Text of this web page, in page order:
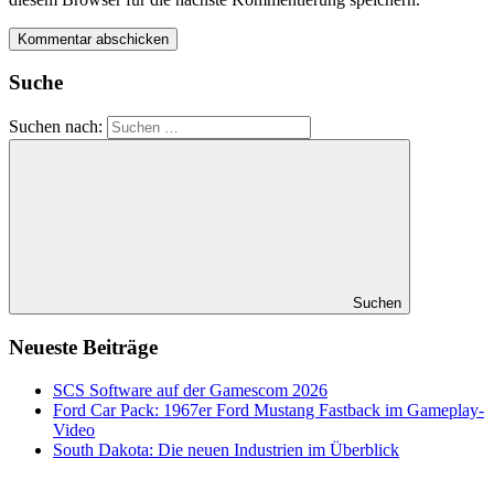
Suche
Suchen nach:
Suchen
Neueste Beiträge
SCS Software auf der Gamescom 2026
Ford Car Pack: 1967er Ford Mustang Fastback im Gameplay-
Video
South Dakota: Die neuen Industrien im Überblick